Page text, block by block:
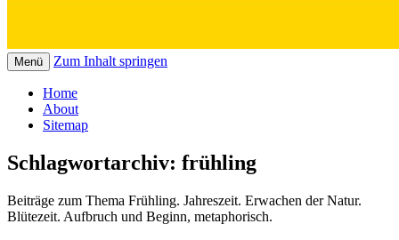
Menü Zum Inhalt springen
Home
About
Sitemap
Schlagwortarchiv: frühling
Beiträge zum Thema Frühling. Jahreszeit. Erwachen der Natur.
Blütezeit. Aufbruch und Beginn, metaphorisch.